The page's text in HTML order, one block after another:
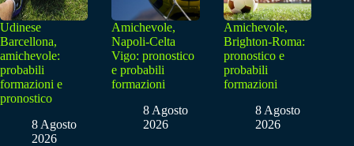
Udinese
Barcellona,
amichevole:
probabili
formazioni e
pronostico
8 Agosto
2026
Amichevole,
Napoli-Celta
Vigo: pronostico
e probabili
formazioni
8 Agosto
2026
Amichevole,
Brighton-Roma:
pronostico e
probabili
formazioni
8 Agosto
2026